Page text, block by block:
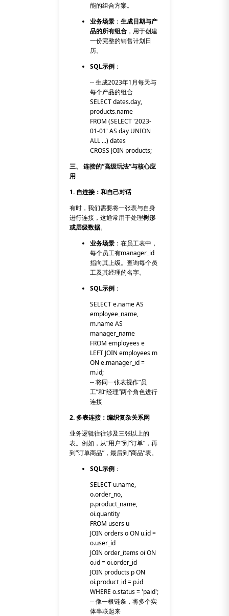
能的组合方案。
业务场景 ：生成日期与产
品的所有组合 ，用于创建
一份完整的销售计划日
历。
SQL示例 ：
-- 生成2023年1月每天与
每个产品的组合
SELECT dates.day,
products.name
FROM (SELECT '2023-
01-01' AS day UNION
ALL ...) dates
CROSS JOIN products;
三、 连接的“高级玩法”与核心应
用
1. 自连接：和自己对话
有时，我们需要将一张表与自身
进行连接，这通常用于处理树形
或层级数据。
业务场景 ：在员工表中，
每个员工有manager_id
指向其上级。查询每个员
工及其经理的名字。
SQL示例 ：
SELECT e.name AS
employee_name,
m.name AS
manager_name
FROM employees e
LEFT JOIN employees m
ON e.manager_id =
m.id;
-- 将同一张表视作“员
工”和“经理”两个角色进行
连接
2. 多表连接：编织复杂关系网
业务逻辑往往涉及三张以上的
表。例如，从“用户”到“订单”，再
到“订单商品”，最后到“商品”表。
SQL示例 ：
SELECT u.name,
o.order_no,
p.product_name,
oi.quantity
FROM users u
JOIN orders o ON u.id =
o.user_id
JOIN order_items oi ON
o.id = oi.order_id
JOIN products p ON
oi.product_id = p.id
WHERE o.status = 'paid';
-- 像一根链条，将多个实
体串联起来